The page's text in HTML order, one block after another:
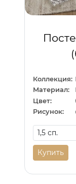
Коллекция:
Материал:
Цвет:
Рисунок:
Купить